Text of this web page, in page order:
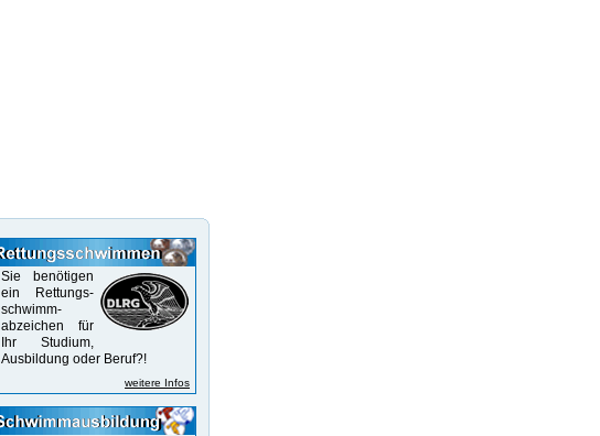
Sie benötigen
ein Rettungs-
schwimm-
abzeichen für
Ihr Studium,
Aus­bildung oder Beruf?!
weitere Infos